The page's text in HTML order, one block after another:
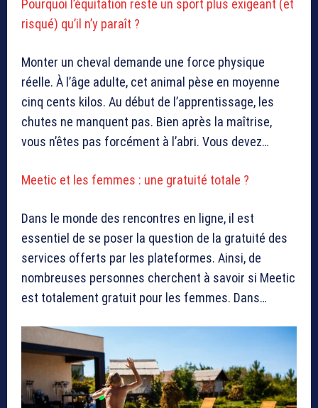
Pourquoi l’équitation reste un sport plus exigeant (et
risqué) qu’il n’y paraît ?
Monter un cheval demande une force physique
réelle. À l’âge adulte, cet animal pèse en moyenne
cinq cents kilos. Au début de l’apprentissage, les
chutes ne manquent pas. Bien après la maîtrise,
vous n’êtes pas forcément à l’abri. Vous devez…
Meetic et les femmes : une gratuité totale ?
Dans le monde des rencontres en ligne, il est
essentiel de se poser la question de la gratuité des
services offerts par les plateformes. Ainsi, de
nombreuses personnes cherchent à savoir si Meetic
est totalement gratuit pour les femmes. Dans…